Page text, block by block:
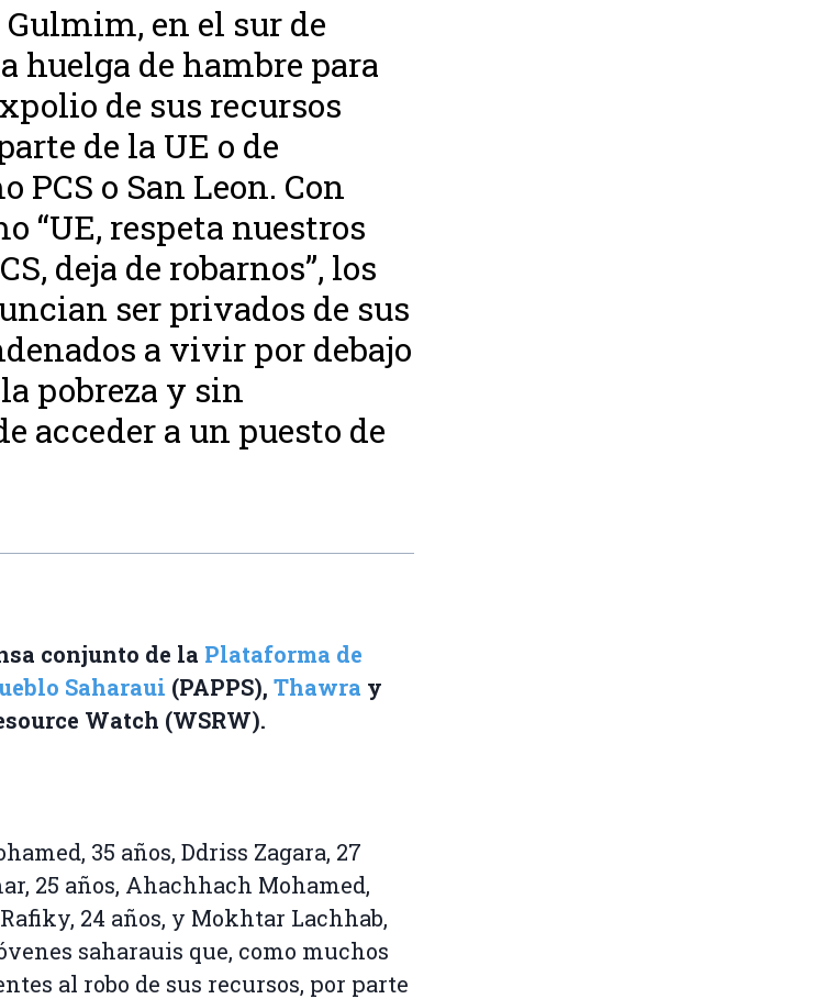
en el sur de
huelga de hambre para
de sus recursos
de la UE o de
PCS o San Leon. Con
“UE, respeta nuestros
deja de robarnos”, los
ser privados de sus
a vivir por debajo
pobreza y sin
acceder a un puesto de
conjunto de la Plataforma de
Saharaui (PAPPS), Thawra y
Watch (WSRW).
35 años, Ddriss Zagara, 27
25 años, Ahachhach Mohamed,
24 años, y Mokhtar Lachhab,
saharauis que, como muchos
al robo de sus recursos, por parte